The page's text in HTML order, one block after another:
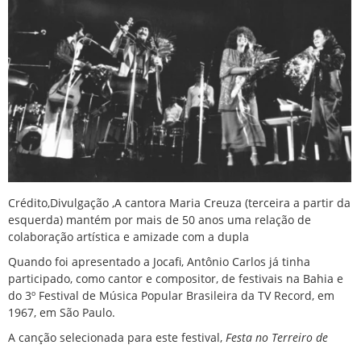
Crédito,Divulgação ,A cantora Maria Creuza (terceira a partir da
esquerda) mantém por mais de 50 anos uma relação de
colaboração artística e amizade com a dupla
Quando foi apresentado a Jocafi, Antônio Carlos já tinha
participado, como cantor e compositor, de festivais na Bahia e
do 3º Festival de Música Popular Brasileira da TV Record, em
1967, em São Paulo.
A canção selecionada para este festival, Festa no Terreiro de